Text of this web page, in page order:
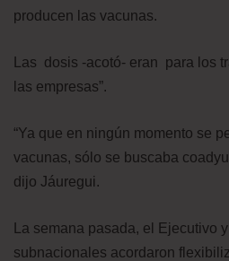
producen las vacunas.
Las dosis -acotó- eran para los
las empresas”.
“Ya que en ningún momento se
vacunas, sólo se buscaba
dijo Jáuregui.
La semana pasada, el Ejecutivo
subnacionales acordaron